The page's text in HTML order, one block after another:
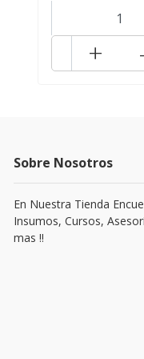
+
Sobre Nosotros
En Nuestra Tienda
Insumos, Cursos,
mas !!